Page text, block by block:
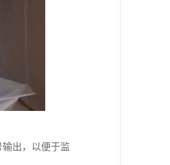
出，以便于监